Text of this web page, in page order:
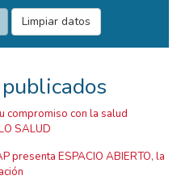
compromiso con la salud
SALUD
presenta ESPACIO ABIERTO, la